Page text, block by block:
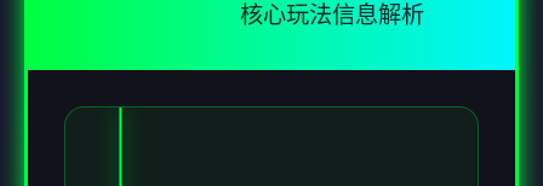
核心玩法信息解析